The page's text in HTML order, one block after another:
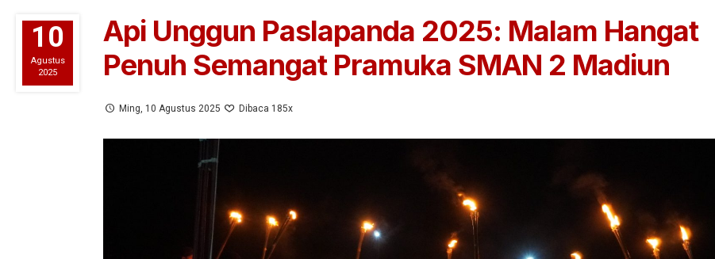
10
Agustus
2025
Api Unggun Paslapanda 2025: Malam Hangat
Penuh Semangat Pramuka SMAN 2 Madiun
Ming, 10 Agustus 2025 Dibaca 185x